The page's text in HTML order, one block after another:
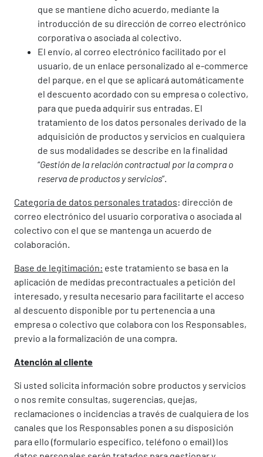
que se mantiene dicho acuerdo, mediante la
introducción de su dirección de correo electrónico
corporativa o asociada al colectivo.
El envío, al correo electrónico facilitado por el
usuario, de un enlace personalizado al e-commerce
del parque, en el que se aplicará automáticamente
el descuento acordado con su empresa o colectivo,
para que pueda adquirir sus entradas. El
tratamiento de los datos personales derivado de la
adquisición de productos y servicios en cualquiera
de sus modalidades se describe en la finalidad
“Gestión de la relación contractual por la compra o
reserva de productos y servicios”.
Categoría de datos personales tratados: dirección de
correo electrónico del usuario corporativa o asociada al
colectivo con el que se mantenga un acuerdo de
colaboración.
Base de legitimación: este tratamiento se basa en la
aplicación de medidas precontractuales a petición del
interesado, y resulta necesario para facilitarte el acceso
al descuento disponible por tu pertenencia a una
empresa o colectivo que colabora con los Responsables,
previo a la formalización de una compra.
Atención al cliente
Si usted solicita información sobre productos y servicios
o nos remite consultas, sugerencias, quejas,
reclamaciones o incidencias a través de cualquiera de los
canales que los Responsables ponen a su disposición
para ello (formulario específico, teléfono o email) los